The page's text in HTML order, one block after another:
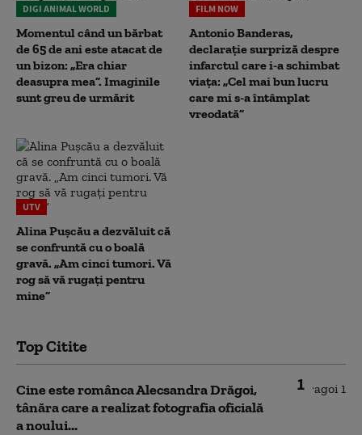
DIGI ANIMAL WORLD
Momentul când un bărbat
de 65 de ani este atacat de
un bizon: „Era chiar
deasupra mea”. Imaginile
sunt greu de urmărit
FILM NOW
Antonio Banderas,
declarație surpriză despre
infarctul care i-a schimbat
viața: „Cel mai bun lucru
care mi s-a întâmplat
vreodată”
UTV
Alina Pușcău a dezvăluit că
se confruntă cu o boală
gravă. „Am cinci tumori. Vă
rog să vă rugați pentru
mine”
Top Citite
1
Cine este românca Alecsandra Drăgoi,
tânăra care a realizat fotografia oficială
a noului...